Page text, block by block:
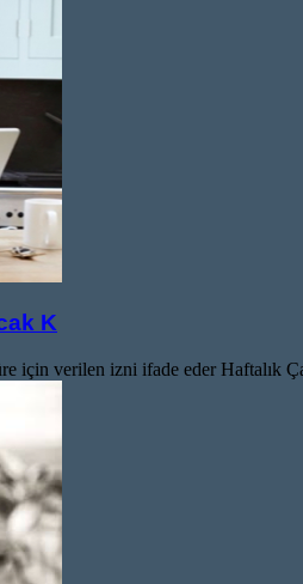
K
için verilen izni ifade eder